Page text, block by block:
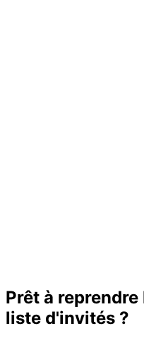
Prêt à
liste d'invités ?